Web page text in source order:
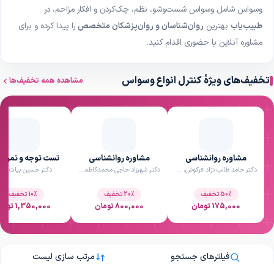
وسواس شامل وسواس شست‌وشو، نظم، چک‌کردن و افکار مزاحم، در
طبیب‌یاب بهترین روان‌شناسان و روان‌پزشکان متخصصرا پیدا کرده و برای
مشاوره آنلاین یا حضوری اقدام کنید.
تخفیف‌های ویژهٔ کنترل انواع وسواس مشاهده همه تخفیف‌ها
مشاوره روانشناسی
دکتر حامد طالب نژاد فرکوش، تهران
50٪ تخفیف
175,000 تومان
مشاوره روانشناسی
دکتر شهرزاد حاجی محمدکاظمی، شیراز
20٪ تخفیف
800,000 تومان
تست توجه و تمرکز IVA
دکتر حسین بیات،
10٪ تخفیف
1,350,000 تومان
فیلترهای جستجو مرتب سازی لیست